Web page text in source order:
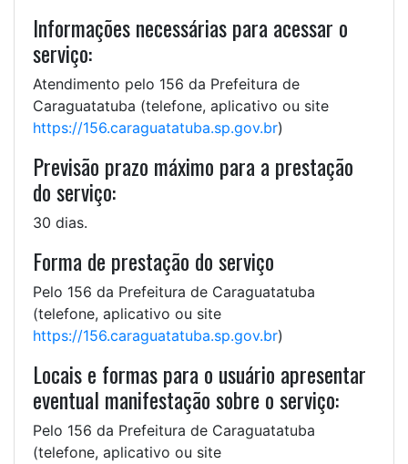
Informações necessárias para acessar o
serviço:
Atendimento pelo 156 da Prefeitura de
Caraguatatuba (telefone, aplicativo ou site
https://156.caraguatatuba.sp.gov.br)
Previsão prazo máximo para a prestação
do serviço:
30 dias.
Forma de prestação do serviço
Pelo 156 da Prefeitura de Caraguatatuba
(telefone, aplicativo ou site
https://156.caraguatatuba.sp.gov.br)
Locais e formas para o usuário apresentar
eventual manifestação sobre o serviço:
Pelo 156 da Prefeitura de Caraguatatuba
(telefone, aplicativo ou site